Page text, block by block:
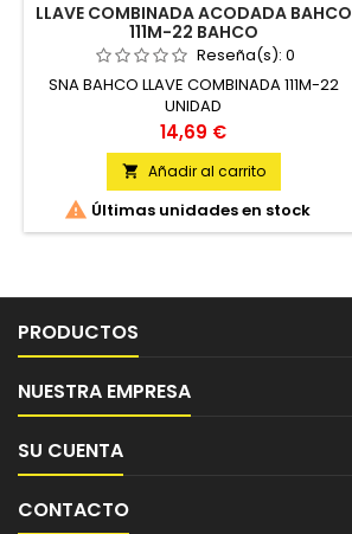
LLAVE COMBINADA ACODADA BAHCO
111M-22 BAHCO
Reseña(s): 0
SNA BAHCO LLAVE COMBINADA 111M-22
UNIDAD
Precio
14,69 €
 Añadir al carrito
 Últimas unidades en stock
PRODUCTOS
NUESTRA EMPRESA
SU CUENTA
CONTACTO